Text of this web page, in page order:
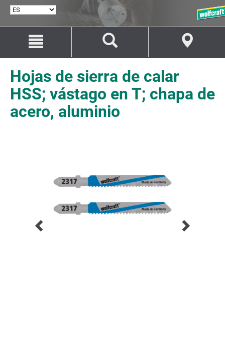
SELECCIONAR
contenido
la
navegación
Hojas de sierra de calar
HSS; vástago en T; chapa de
acero, aluminio